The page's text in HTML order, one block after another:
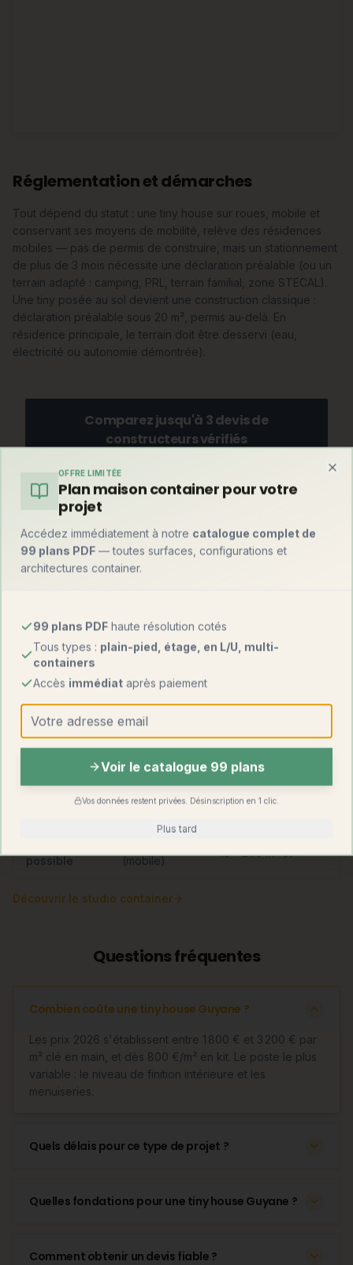
Réglementation et démarches
Tout dépend du statut : une tiny house sur roues, mobile et
conservant ses moyens de mobilité, relève des résidences
mobiles — pas de permis de construire, mais un stationnement
de plus de 3 mois nécessite une déclaration préalable (ou un
terrain adapté : camping, PRL, terrain familial, zone STECAL).
Une tiny posée au sol devient une construction classique :
déclaration préalable sous 20 m², permis au-delà. En
résidence principale, le terrain doit être desservi (eau,
électricité ou autonomie démontrée).
Comparez jusqu'à 3 devis de
constructeurs vérifiés
Recevoir mes devis gratuits
Et par rapport à une maison container ?
Critère Tiny house Maison container
1 800 – 3 200
€
Mobilité
Totale (sur
Transportable par
Permis de
construire
20 m²
possible
(mobile)
13 – 200 m² et +
Découvrir le studio container
Questions fréquentes
Combien coûte une tiny house Guyane ?
Les prix 2026 s'établissent entre 1 800 € et 3 200 € par
m² clé en main, et dès 800 €/m² en kit. Le poste le plus
variable : le niveau de finition intérieure et les
menuiseries.
Quels délais pour ce type de projet ?
Quelles fondations pour une tiny house Guyane ?
Comment obtenir un devis fiable ?
OFFRE LIMITÉE
Plan maison container pour votre
projet
Accédez immédiatement à notre catalogue complet de
99 plans PDF — toutes surfaces, configurations et
architectures container.
99 plans PDF haute résolution cotés
Tous types : plain-pied, étage, en L/U, multi-
containers
Accès immédiat après paiement
Voir le catalogue 99 plans
Vos données restent privées. Désinscription en 1 clic.
Plus tard